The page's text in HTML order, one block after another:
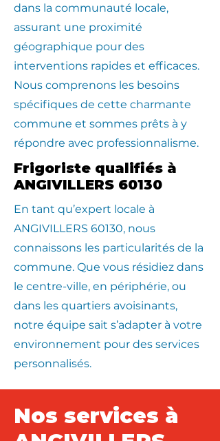
dans la communauté locale,
assurant une proximité
géographique pour des
interventions rapides et efficaces.
Nous comprenons les besoins
spécifiques de cette charmante
commune et sommes prêts à y
répondre avec professionnalisme.
Frigoriste qualifiés à
ANGIVILLERS 60130
En tant qu’expert locale à
ANGIVILLERS 60130, nous
connaissons les particularités de la
commune. Que vous résidiez dans
le centre-ville, en périphérie, ou
dans les quartiers avoisinants,
notre équipe sait s’adapter à votre
environnement pour des services
personnalisés.
Nos services à